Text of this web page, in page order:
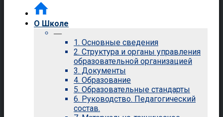
О Школе
—
1. Основные сведения
2. Структура и органы управления
образовательной организацией
3. Документы
4. Образование
5. Образовательные стандарты
6. Руководство. Педагогический
состав.